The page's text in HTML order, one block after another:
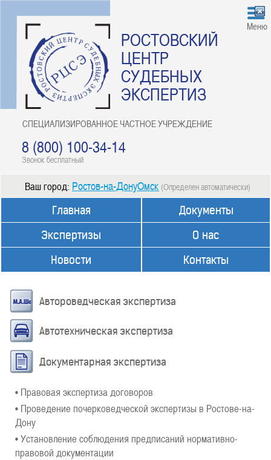
РОСТОВСКИЙ
ЦЕНТР
СУДЕБНЫХ
ЭКСПЕРТИЗ
СПЕЦИАЛИЗИРОВАННОЕ ЧАСТНОЕ УЧРЕЖДЕНИЕ
8 (800) 100-34-14
Звонок бесплатный
Меню
Ваш город: Ростов-на-ДонуОмск (Определен автоматически)
Главная
Экспертизы
Новости
Документы
О нас
Контакты
Автороведческая экспертиза
Автотехническая экспертиза
Документарная экспертиза
• Правовая экспертиза договоров
• Проведение почерковедческой экспертизы в Ростове-на-
Дону
• Установление соблюдения предписаний нормативно-
правовой документации